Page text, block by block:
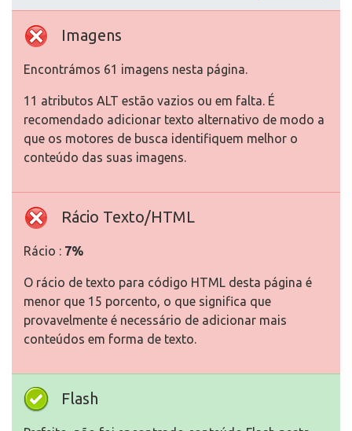
Imagens
Encontrámos 61 imagens nesta página.
11 atributos ALT estão vazios ou em falta. É
recomendado adicionar texto alternativo de modo a
que os motores de busca identifiquem melhor o
conteúdo das suas imagens.
Rácio Texto/HTML
Rácio : 7%
O rácio de texto para código HTML desta página é
menor que 15 porcento, o que significa que
provavelmente é necessário de adicionar mais
conteúdos em forma de texto.
Flash